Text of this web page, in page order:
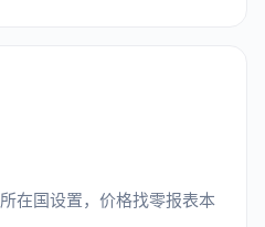
在国设置，价格找零报表本